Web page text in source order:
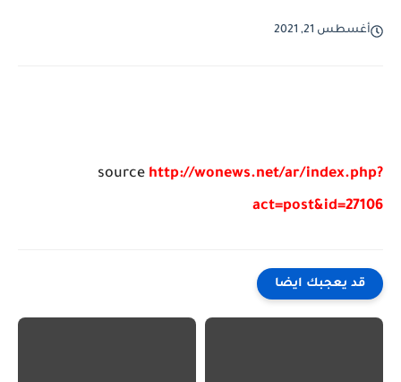
أغسطس 21, 2021
source http://wonews.net/ar/index.php?
act=post&id=27106
قد يعجبك ايضا